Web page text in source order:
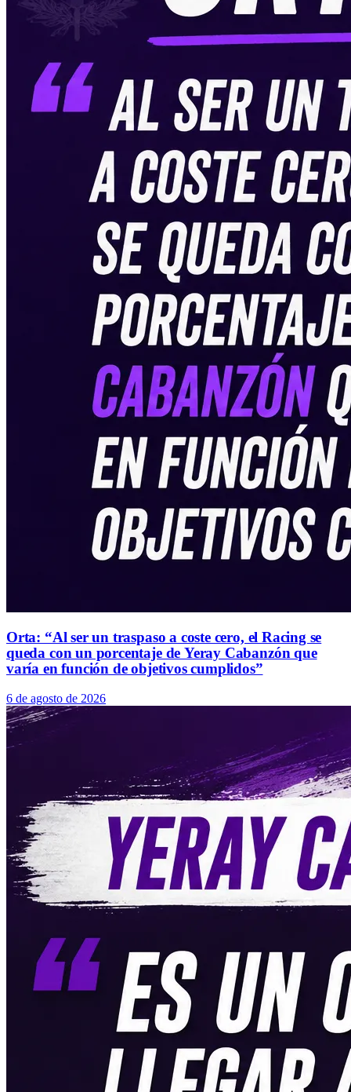
Orta: “Al ser un traspaso a coste cero, el Racing se
queda con un porcentaje de Yeray Cabanzón que
varía en función de objetivos cumplidos”
6 de agosto de 2026